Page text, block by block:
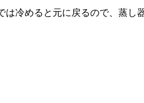
冷めると元に戻るので、蒸し